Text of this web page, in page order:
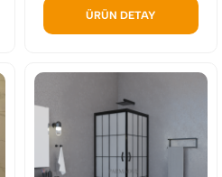
ÜRÜN DETAY